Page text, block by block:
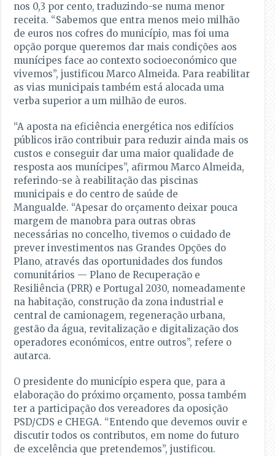
nos 0,3 por cento, traduzindo-se numa menor
receita. “Sabemos que entra menos meio milhão
de euros nos cofres do município, mas foi uma
opção porque queremos dar mais condições aos
munícipes face ao contexto socioeconómico que
vivemos”, justificou Marco Almeida. Para reabilitar
as vias municipais também está alocada uma
verba superior a um milhão de euros.
“A aposta na eficiência energética nos edifícios
públicos irão contribuir para reduzir ainda mais os
custos e conseguir dar uma maior qualidade de
resposta aos munícipes”, afirmou Marco Almeida,
referindo-se à reabilitação das piscinas
municipais e do centro de saúde de
Mangualde. “Apesar do orçamento deixar pouca
margem de manobra para outras obras
necessárias no concelho, tivemos o cuidado de
prever investimentos nas Grandes Opções do
Plano, através das oportunidades dos fundos
comunitários — Plano de Recuperação e
Resiliência (PRR) e Portugal 2030, nomeadamente
na habitação, construção da zona industrial e
central de camionagem, regeneração urbana,
gestão da água, revitalização e digitalização dos
operadores económicos, entre outros”, refere o
autarca.
O presidente do município espera que, para a
elaboração do próximo orçamento, possa também
ter a participação dos vereadores da oposição
PSD/CDS e CHEGA. “Entendo que devemos ouvir e
discutir todos os contributos, em nome do futuro
de excelência que pretendemos”, justificou.